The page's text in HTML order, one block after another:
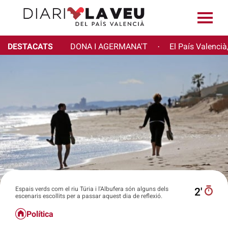
DESTACATS DONA I AGERMANA'T · El País
Espais verds com el riu Túria i l'Albufera són alguns dels
escenaris escollits per a passar aquest dia de reflexió.
2′
Política